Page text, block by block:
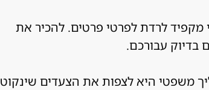
מקפיד לרדת לפרטי פרטים. להכיר את
בדיוק עבורכם.
משפטי היא לצפות את הצעדים שינקוט